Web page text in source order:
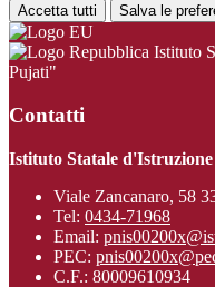
Accetta tutti Salva le
Istituto
Pujati"
Contatti
Istituto Statale
Viale Zancanaro, 58
Tel: 0434-71968
Email:
PEC:
C.F.: 80009610934